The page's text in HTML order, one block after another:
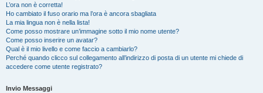
L’ora non è corretta!
Ho cambiato il fuso orario ma l’ora è ancora sbagliata
La mia lingua non è nella lista!
Come posso mostrare un’immagine sotto il mio nome utente?
Come posso inserire un avatar?
Qual è il mio livello e come faccio a cambiarlo?
Perché quando clicco sul collegamento all’indirizzo di posta di un utente mi chiede di
accedere come utente registrato?
Invio Messaggi